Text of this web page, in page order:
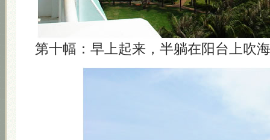
第十幅：早上起来，半躺在阳台上吹